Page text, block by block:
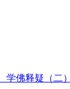
学佛释疑（二